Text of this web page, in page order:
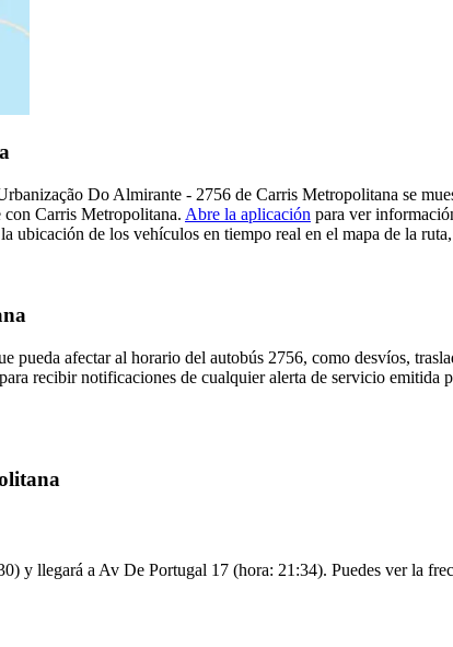
Do Almirante - 2756 de Carris Metropolitana se
Carris Metropolitana. Abre la aplicación para ver
ubicación de los vehículos en tiempo real en el mapa de la
afectar al horario del autobús 2756, como desvíos,
recibir notificaciones de cualquier alerta de servicio
y llegará a Av De Portugal 17 (hora: 21:34). Puedes ver la